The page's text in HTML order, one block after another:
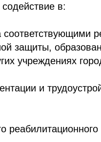
в:
соответствующими
защиты,
учреждениях
и